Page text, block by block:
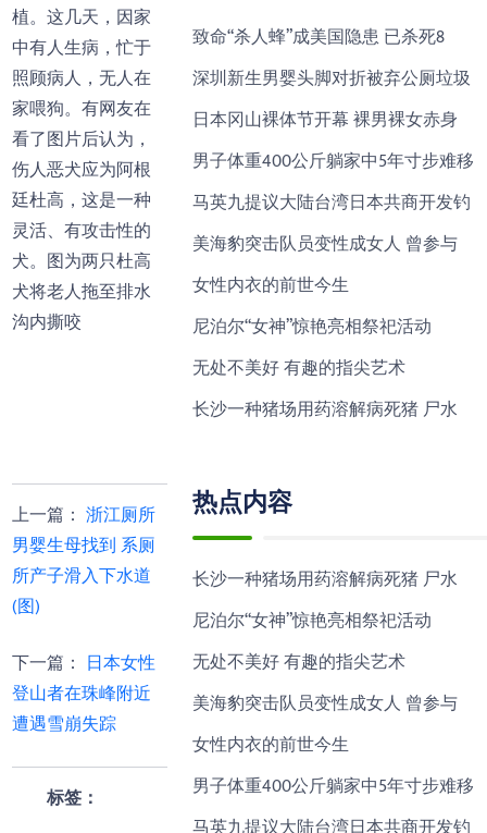
植。这几天，因家
中有人生病，忙于
照顾病人，无人在
家喂狗。有网友在
看了图片后认为，
伤人恶犬应为阿根
廷杜高，这是一种
灵活、有攻击性的
犬。图为两只杜高
犬将老人拖至排水
沟内撕咬
上一篇 ：浙江厕所
男婴生母找到 系厕
所产子滑入下水道
(图)
下一篇 ： 日本女性
登山者在珠峰附近
遭遇雪崩失踪
标签：
致命“杀人蜂”成美国隐患 已杀死8
深圳新生男婴头脚对折被弃公厕垃圾
日本冈山裸体节开幕 裸男裸女赤身
男子体重400公斤躺家中5年寸步难移
马英九提议大陆台湾日本共商开发钓
美海豹突击队员变性成女人 曾参与
女性内衣的前世今生
尼泊尔“女神”惊艳亮相祭祀活动
无处不美好 有趣的指尖艺术
长沙一种猪场用药溶解病死猪 尸水
热点内容
长沙一种猪场用药溶解病死猪 尸水
尼泊尔“女神”惊艳亮相祭祀活动
无处不美好 有趣的指尖艺术
美海豹突击队员变性成女人 曾参与
女性内衣的前世今生
男子体重400公斤躺家中5年寸步难移